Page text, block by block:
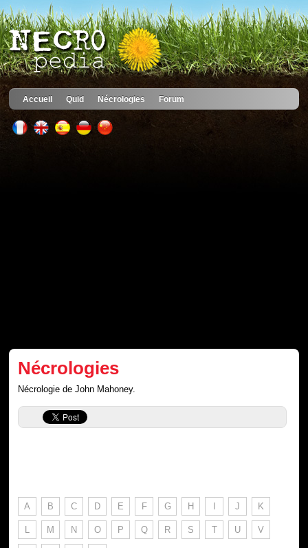
Accueil Quid Nécrologies Forum
Nécrologies
Nécrologie de John Mahoney.
A B C D E F G H I J K
L M N O P Q R S T U V